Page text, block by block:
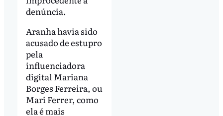
denúncia.
Aranha havia sido
acusado de estupro
pela
influenciadora
digital Mariana
Borges Ferreira, ou
Mari Ferrer, como
ela é mais